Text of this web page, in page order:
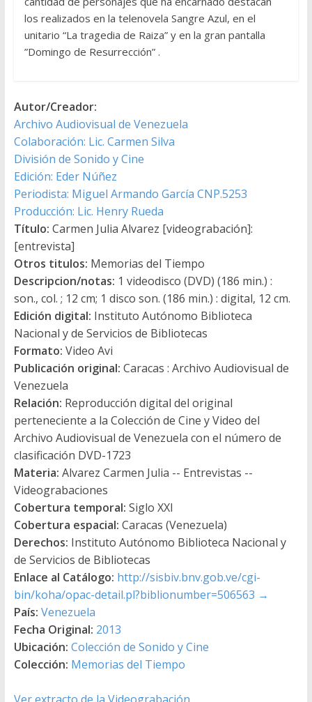
los realizados en la telenovela Sangre Azul, en el
unitario “La tragedia de Raiza” y en la gran pantalla
”Domingo de Resurrección” .
Autor/Creador:
Archivo Audiovisual de Venezuela
Colaboración: Lic. Carmen Silva
División de Sonido y Cine
Edición: Eder Núñez
Periodista: Miguel Armando García CNP.5253
Producción: Lic. Henry Rueda
Título: Carmen Julia Alvarez [videograbación]:
[entrevista]
Otros titulos: Memorias del Tiempo
Descripcion/notas: 1 videodisco (DVD) (186 min.) :
son., col. ; 12 cm; 1 disco son. (186 min.) : digital, 12 cm.
Edición digital: Instituto Autónomo Biblioteca
Nacional y de Servicios de Bibliotecas
Formato: Video Avi
Publicación original: Caracas : Archivo Audiovisual de
Venezuela
Relación: Reproducción digital del original
perteneciente a la Colección de Cine y Video del
Archivo Audiovisual de Venezuela con el número de
clasificación DVD-1723
Materia: Alvarez Carmen Julia -- Entrevistas --
Videograbaciones
Cobertura temporal: Siglo XXI
Cobertura espacial: Caracas (Venezuela)
Derechos: Instituto Autónomo Biblioteca Nacional y
de Servicios de Bibliotecas
Enlace al Catálogo: http://sisbiv.bnv.gob.ve/cgi-
bin/koha/opac-detail.pl?biblionumber=506563 →
País: Venezuela
Fecha Original: 2013
Ubicación: Colección de Sonido y Cine
Colección: Memorias del Tiempo